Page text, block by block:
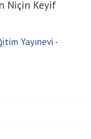
Niçin Keyif
Yayınevi -